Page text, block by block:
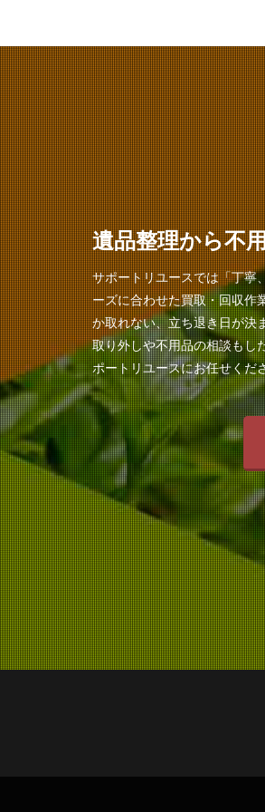
遺品整理から不
サポートリユースでは「丁寧
ーズに合わせた買取・回収作
か取れない、立ち退き日が決
取り外しや不用品の相談もし
ポートリユースにお任せくだ